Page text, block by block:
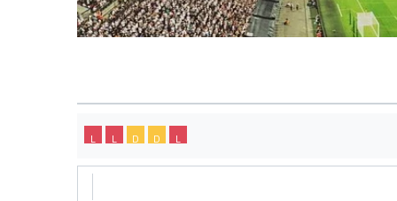
L
D
D
L
L